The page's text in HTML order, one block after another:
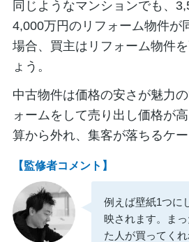
同じようなマンションでも、
4,000万円のリフォーム物件が
場合、買主はリフォーム物件
ょう。
中古物件は価格の安さが魅力
ォームをして売り出し価格が
算から外れ、集客が落ちるケー
【監修者コメント】
例えば壁紙1つに
映されます。ま
た人が買ってく